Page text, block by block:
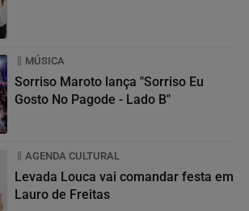
MÚSICA
Sorriso Maroto lança "Sorriso Eu
Gosto No Pagode - Lado B"
AGENDA CULTURAL
Levada Louca vai comandar festa em
Lauro de Freitas